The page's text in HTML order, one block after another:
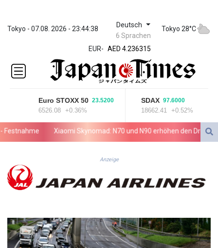
Tokyo - 07.08. 2026 - 23:44:38 Deutsch
6 Sprachen
Tokyo 28°C
EUR-
ZWL 371.433908
AED 4.236315
AED 4.236315
AFN 75.553019
ALL 93.275221
AMD 422.35737
1058.934265
1729.981574
AUD 1.638434
AZN 1.950687
BBD 2.323075
BDT 142.778861
BMD 1.153523
BND 1.477975
BOB 13.708472
Euro STOXX 50 23.5200
6526.08 +0.36%
SDAX 97.6000
18662.41 +0.52%
Xiaomi Skynomad: N70 und N90 erhöhen den Druck auf
Anzeige